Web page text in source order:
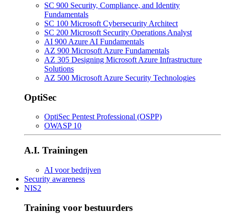
SC 900 Security, Compliance, and Identity
Fundamentals
SC 100 Microsoft Cybersecurity Architect
SC 200 Microsoft Security Operations Analyst
AI 900 Azure AI Fundamentals
AZ 900 Microsoft Azure Fundamentals
AZ 305 Designing Microsoft Azure Infrastructure
Solutions
AZ 500 Microsoft Azure Security Technologies
OptiSec
OptiSec Pentest Professional (OSPP)
OWASP 10
A.I. Trainingen
AI voor bedrijven
Security awareness
NIS2
Training voor bestuurders